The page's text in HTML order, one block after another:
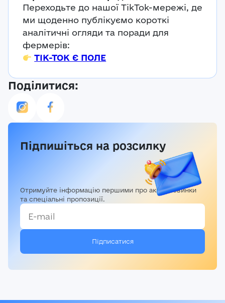
Поділитися:
Підпишіться на розсилку
Отримуйте інформацію першими про акції, новинки
та спеціальні пропозиції.
Переходьте до нашої TikTok-мережі, де
ми щоденно публікуємо короткі
аналітичні огляди та поради для
фермерів:
ТІК-ТОК Є ПОЛЕ